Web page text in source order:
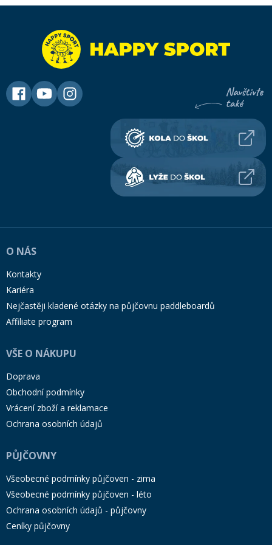
O NÁS
Kontakty
Kariéra
Nejčastěji kladené otázky na půjčovnu paddleboardů
Affiliate program
VŠE O NÁKUPU
Doprava
Obchodní podmínky
Vrácení zboží a reklamace
Ochrana osobních údajů
PŮJČOVNY
Všeobecné podmínky půjčoven - zima
Všeobecné podmínky půjčoven - léto
Ochrana osobních údajů - půjčovny
Ceníky půjčovny